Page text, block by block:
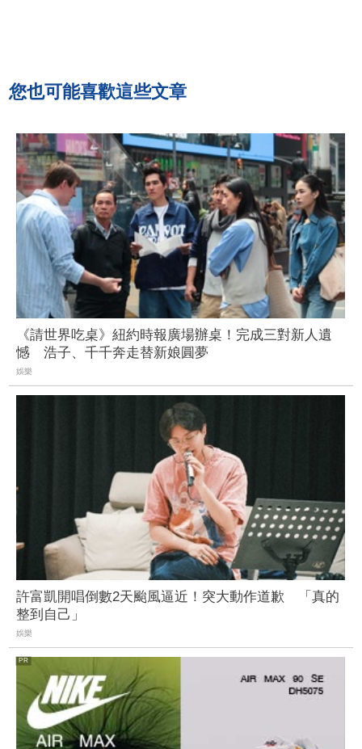
您也可能喜歡這些文章
《請世界吃桌》紐約時報廣場辦桌！完成三對新人遺
憾 浩子、千千奔走替新娘圓夢
娛樂
許富凱開唱倒數2天颱風逼近！突大動作道歉 「真的
整到自己」
娛樂